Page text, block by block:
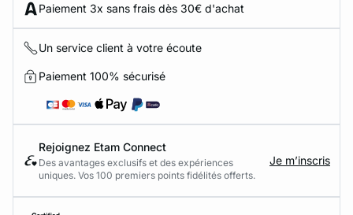
Paiement 3x sans frais dès 30€ d'achat
Un service client à votre écoute
Paiement 100% sécurisé
Rejoignez Etam Connect
Des avantages exclusifs et des expériences
uniques. Vos 100 premiers points fidélités offerts.
Je m’inscris